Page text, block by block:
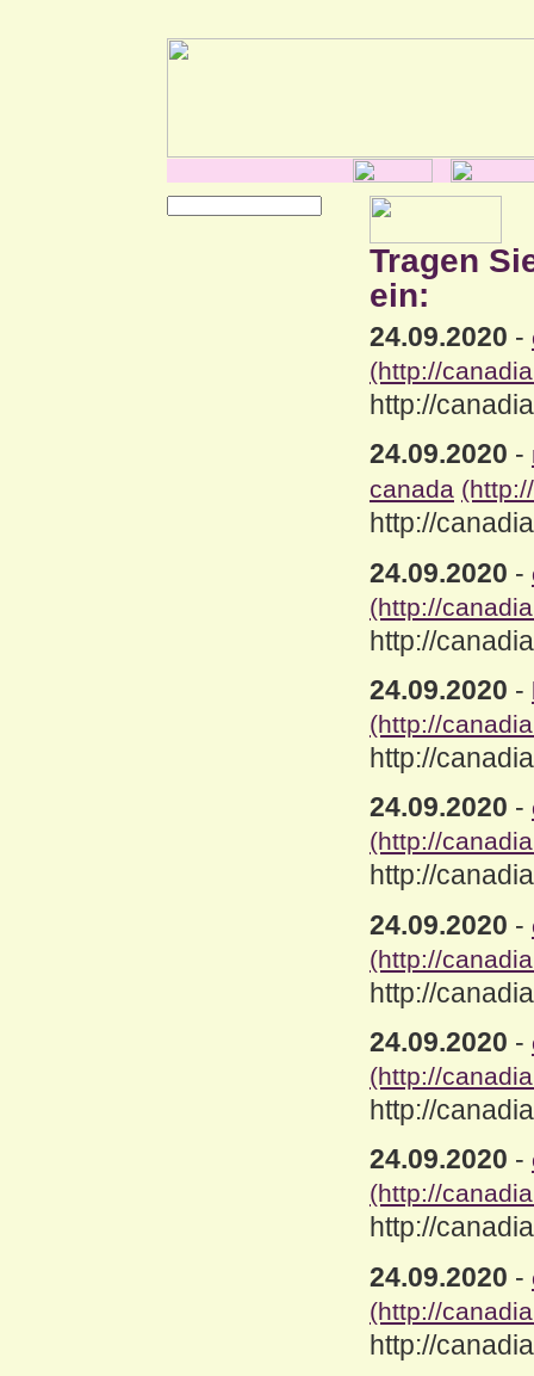
Tragen
ein:
24.09.2020 -
(http://
http://
24.09.2020 -
canada
http://
24.09.2020 -
(http://
http://
24.09.2020 -
(http://
http://
24.09.2020 -
(http://
http://
24.09.2020 -
(http://
http://
24.09.2020 -
(http://
http://
24.09.2020 -
(http://
http://
24.09.2020 -
(http://
http://